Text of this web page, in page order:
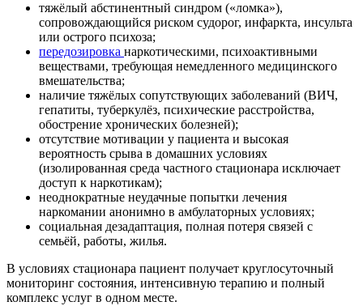
тяжёлый абстинентный синдром («ломка»),
сопровождающийся риском судорог, инфаркта, инсульта
или острого психоза;
передозировка наркотическими, психоактивными
веществами, требующая немедленного медицинского
вмешательства;
наличие тяжёлых сопутствующих заболеваний (ВИЧ,
гепатиты, туберкулёз, психические расстройства,
обострение хронических болезней);
отсутствие мотивации у пациента и высокая
вероятность срыва в домашних условиях
(изолированная среда частного стационара исключает
доступ к наркотикам);
неоднократные неудачные попытки лечения
наркомании анонимно в амбулаторных условиях;
социальная дезадаптация, полная потеря связей с
семьёй, работы, жилья.
В условиях стационара пациент получает круглосуточный
мониторинг состояния, интенсивную терапию и полный
комплекс услуг в одном месте.